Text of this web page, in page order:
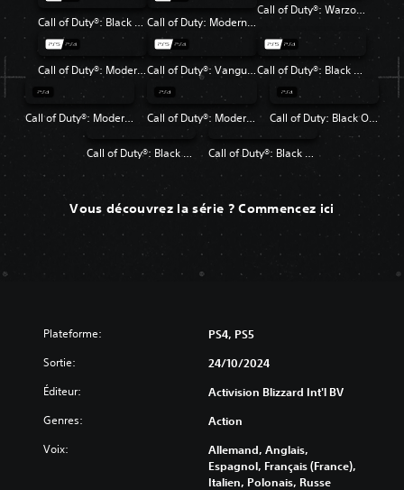
Call of Duty®: Black Ops 6 Call of Duty: Modern Warfare III
Call of Duty®: Warzone™
Call of Duty®: Modern Warfare® II Call of Duty®: Vanguard Call of Duty®: Black Ops Cold War
Call of Duty®: Modern Warfare® Call of Duty®: Modern Warfare® 2 Campaign Remastered Call of Duty: Black Ops 4
Call of Duty®: Black Ops Call of Duty®: Black Ops II
Vous découvrez la série ? Commencez ici
Plateforme: PS4, PS5
Sortie: 24/10/2024
Éditeur: Activision Blizzard Int'l BV
Genres: Action
Voix:
Allemand, Anglais,
Espagnol, Français (France),
Italien, Polonais, Russe